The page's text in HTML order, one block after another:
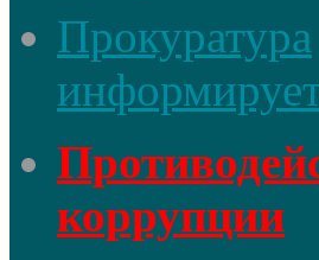
Прокуратура
коррупции